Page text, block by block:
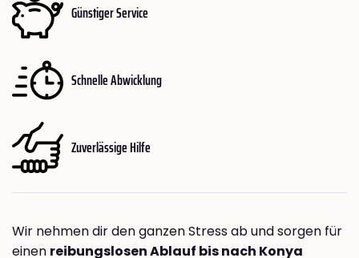
Günstiger Service
Schnelle Abwicklung
Zuverlässige Hilfe
Wir nehmen dir den ganzen Stress ab und sorgen für
einen reibungslosen Ablauf bis nach Konya